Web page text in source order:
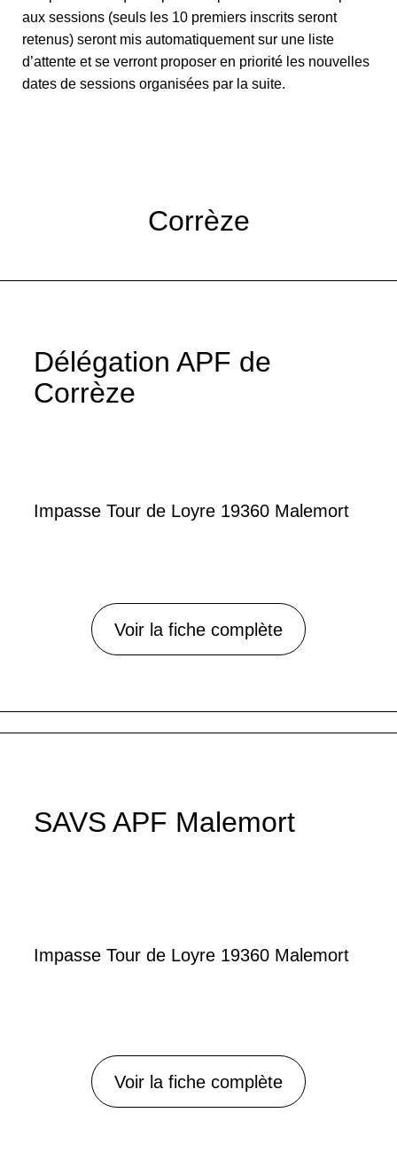
aux sessions (seuls les 10 premiers inscrits seront
retenus) seront mis automatiquement sur une liste
d’attente et se verront proposer en priorité les nouvelles
dates de sessions organisées par la suite.
Corrèze
Délégation APF de
Corrèze
Impasse Tour de Loyre 19360 Malemort
Voir la fiche complète
SAVS APF Malemort
Impasse Tour de Loyre 19360 Malemort
Voir la fiche complète